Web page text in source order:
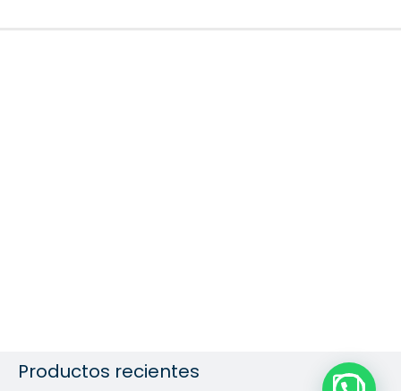
Productos recientes